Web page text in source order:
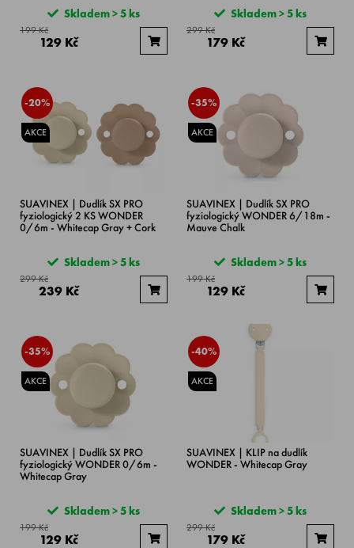
Skladem > 5 ks
199 Kč
129 Kč
Skladem > 5 ks
299 Kč
179 Kč
-20%
AKCE
SUAVINEX | Dudlík SX PRO
fyziologický 2 KS WONDER
0/6m - Whitecap Gray + Cork
Skladem > 5 ks
299 Kč
239 Kč
-35%
AKCE
SUAVINEX | Dudlík SX PRO
fyziologický WONDER 6/18m -
Mauve Chalk
Skladem > 5 ks
199 Kč
129 Kč
-35%
AKCE
SUAVINEX | Dudlík SX PRO
fyziologický WONDER 0/6m -
Whitecap Gray
Skladem > 5 ks
199 Kč
129 Kč
-40%
AKCE
SUAVINEX | KLIP na dudlík
WONDER - Whitecap Gray
Skladem > 5 ks
299 Kč
179 Kč